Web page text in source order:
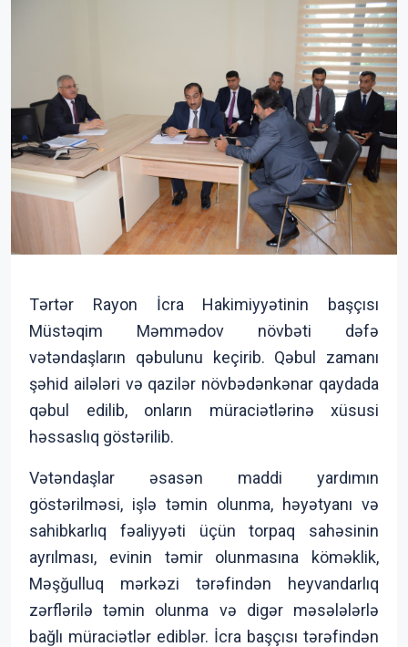
Tərtər Rayon İcra Hakimiyyətinin başçısı
Müstəqim Məmmədov növbəti dəfə
vətəndaşların qəbulunu keçirib. Qəbul zamanı
şəhid ailələri və qazilər növbədənkənar qaydada
qəbul edilib, onların müraciətlərinə xüsusi
həssaslıq göstərilib.
Vətəndaşlar əsasən maddi yardımın
göstərilməsi, işlə təmin olunma, həyətyanı və
sahibkarlıq fəaliyyəti üçün torpaq sahəsinin
ayrılması, evinin təmir olunmasına köməklik,
Məşğulluq mərkəzi tərəfindən heyvandarlıq
zərflərilə təmin olunma və digər məsələlərlə
bağlı müraciətlər ediblər. İcra başçısı tərəfindən